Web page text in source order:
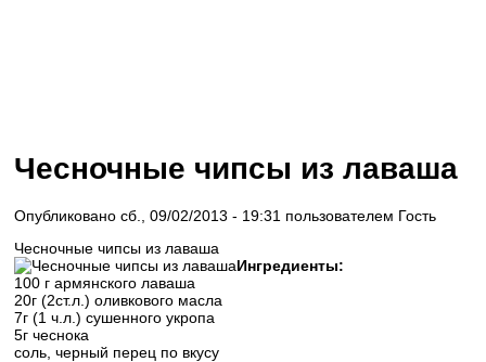
Чесночные чипсы из лаваша
Опубликовано сб., 09/02/2013 - 19:31 пользователем Гость
Чесночные чипсы из лаваша
Ингредиенты:
100 г армянского лаваша
20г (2ст.л.) оливкового масла
7г (1 ч.л.) сушенного укропа
5г чеснока
соль, черный перец по вкусу